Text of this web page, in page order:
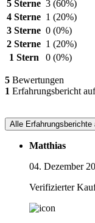
5 Sterne 3 (60%)
4 Sterne 1 (20%)
3 Sterne 0 (0%)
2 Sterne 1 (20%)
1 Stern
0 (0%)
5 Bewertungen
1 Erfahrungsbericht
Alle Erfahrungsberichte
Matthias
04. Dezember
Verifizierter